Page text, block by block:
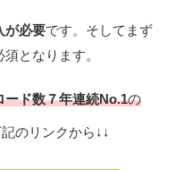
が必要です。そしてまず
となります。
ード数７年連続No.1の
のリンクから↓↓